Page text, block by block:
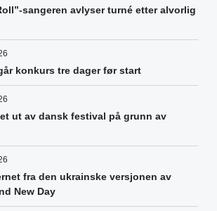
sangeren avlyser turné etter alvorlig
konkurs tre dager før start
ut av dansk festival på grunn av
fra den ukrainske versjonen av
New Day